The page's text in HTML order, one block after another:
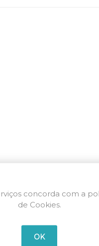
concorda com a
de Cookies.
OK